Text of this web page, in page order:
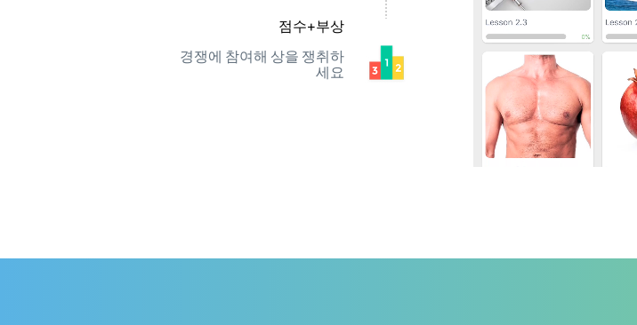
점수+부상
경쟁에 참여해 상을 쟁취하
세요